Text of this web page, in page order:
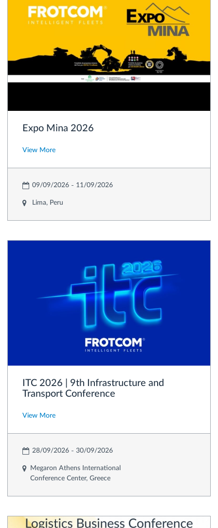
Expo Mina 2026
View More
09/09/2026 11/09/2026
Lima, Peru
ITC 2026 | 9th Infrastructure and
Transport Conference
View More
28/09/2026 30/09/2026
Megaron Athens International
Conference Center, Greece